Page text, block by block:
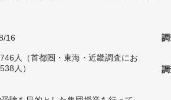
16
人（首都圏・東海・近畿調査にお
人）